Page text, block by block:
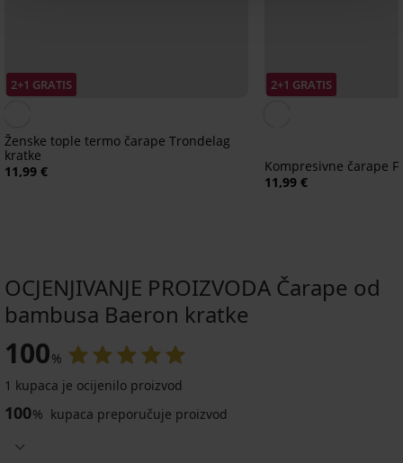
2+1 GRATIS
Ženske tople termo čarape Trondelag
kratke
11,99 €
2+1 GRATIS
Kompresivne čarape
11,99 €
OCJENJIVANJE PROIZVODA Čarape od
bambusa Baeron kratke
100%
1 kupaca je ocijenilo proizvod
100% kupaca preporučuje proizvod